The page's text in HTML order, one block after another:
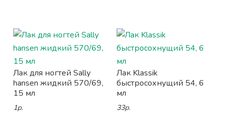
Лак для ногтей Sally
hansen жидкий 570/69,
15 мл
1р.
Лак Klassik
быстросохнущий 54, 6
мл
33р.